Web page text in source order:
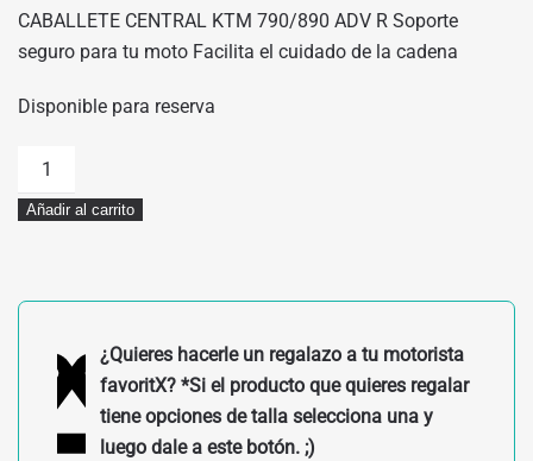
ORIGINAL
ERA:
197,41€.
ACTUAL
ES:
177,67€.
CABALLETE CENTRAL KTM 790/890 ADV R Soporte
seguro para tu moto Facilita el cuidado de la cadena
Disponible para reserva
CABALLETE
CENTRAL
KTM
R
Añadir al carrito
¿Quieres hacerle un regalazo a tu motorista
favoritX? *Si el producto que quieres regalar
tiene opciones de talla selecciona una y
luego dale a este botón. ;)